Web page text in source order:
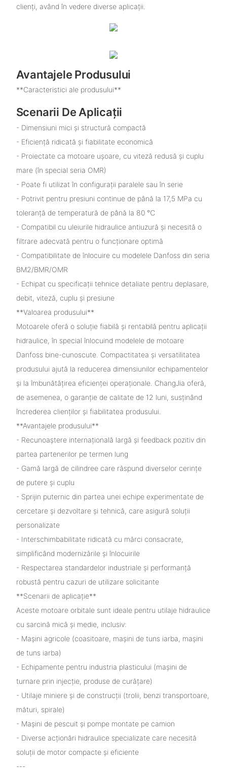
clienți, având în vedere diverse aplicații.
Avantajele Produsului
**Caracteristici ale produsului**
Scenarii De Aplicații
- Dimensiuni mici și structură compactă
- Eficiență ridicată și fiabilitate economică
- Proiectate ca motoare ușoare, cu viteză redusă și cuplu
mare (în special seria OMR)
- Poate fi utilizat în configurații paralele sau în serie
- Potrivit pentru presiuni continue de până la 17,5 MPa cu
toleranță de temperatură de până la 80 ℃
- Compatibil cu uleiurile hidraulice antiuzură și necesită o
filtrare adecvată pentru o funcționare optimă
- Compatibilitate de înlocuire cu modelele Danfoss din seria
BM2/BMR/OMR
- Echipat cu specificații tehnice detaliate pentru deplasare,
debit, viteză, cuplu și presiune
**Valoarea produsului**
Motoarele oferă o soluție fiabilă și rentabilă pentru aplicații
hidraulice, în special înlocuind modelele de motoare
Danfoss bine-cunoscute. Compactitatea și versatilitatea
produsului ajută la reducerea dimensiunilor echipamentelor
și la îmbunătățirea eficienței operaționale. ChangJia oferă,
de asemenea, o garanție de calitate de 12 luni, susținând
încrederea clienților și fiabilitatea produsului.
**Avantajele produsului**
- Recunoaștere internațională largă și feedback pozitiv din
partea partenerilor pe termen lung
- Gamă largă de cilindree care răspund diverselor cerințe
de putere și cuplu
- Sprijin puternic din partea unei echipe experimentate de
cercetare și dezvoltare și tehnică, care asigură soluții
personalizate
- Interschimbabilitate ridicată cu mărci consacrate,
simplificând modernizările și înlocuirile
- Respectarea standardelor industriale și performanță
robustă pentru cazuri de utilizare solicitante
**Scenarii de aplicație**
Aceste motoare orbitale sunt ideale pentru utilaje hidraulice
cu sarcină mică și medie, inclusiv:
- Mașini agricole (coasitoare, mașini de tuns iarba, mașini
de tuns iarba)
- Echipamente pentru industria plasticului (mașini de
turnare prin injecție, produse de curățare)
- Utilaje miniere și de construcții (trolii, benzi transportoare,
mături, spirale)
- Mașini de pescuit și pompe montate pe camion
- Diverse acționări hidraulice specializate care necesită
soluții de motor compacte și eficiente
---